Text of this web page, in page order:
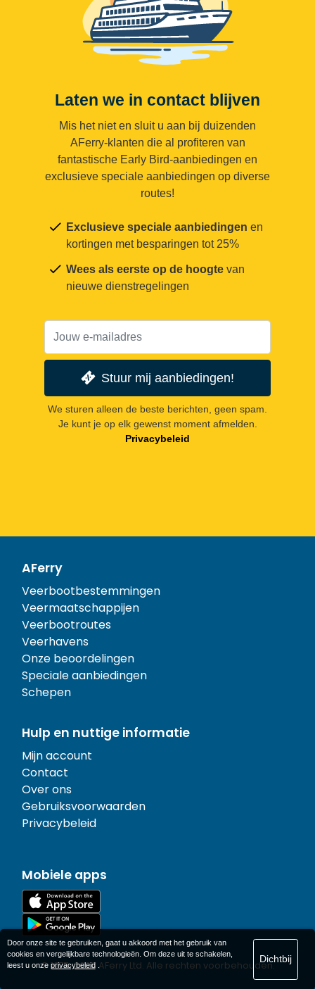
Laten we in contact blijven
Mis het niet en sluit u aan bij duizenden
AFerry-klanten die al profiteren van
fantastische Early Bird-aanbiedingen en
exclusieve speciale aanbiedingen op diverse
routes!
Exclusieve speciale aanbiedingen en
kortingen met besparingen tot 25%
Wees als eerste op de hoogte van
nieuwe dienstregelingen
Stuur mij aanbiedingen!
We sturen alleen de beste berichten, geen spam.
Je kunt je op elk gewenst moment afmelden.
Privacybeleid
AFerry
Veerbootbestemmingen
Veermaatschappijen
Veerbootroutes
Veerhavens
Onze beoordelingen
Speciale aanbiedingen
Schepen
Hulp en nuttige informatie
Mijn account
Contact
Over ons
Gebruiksvoorwaarden
Privacybeleid
Mobiele apps
© 1977-2026 AFerry Ltd. Alle rechten voorbehouden.
Door onze site te gebruiken, gaat u akkoord met het gebruik van
cookies en vergelijkbare technologieën. Om deze uit te schakelen,
leest u onze privacybeleid.
Dichtbij